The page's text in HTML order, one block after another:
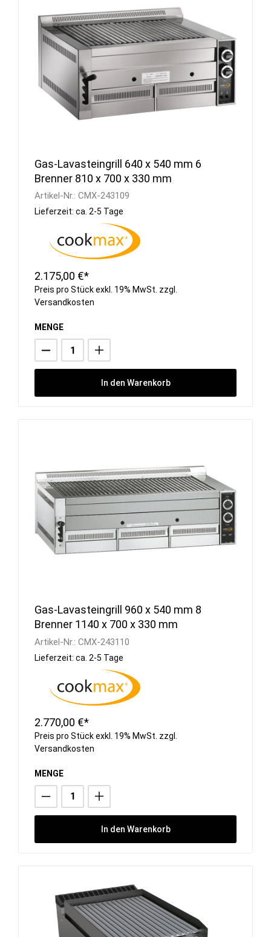
Gas-Lavasteingrill 640 x 540 mm 6
Brenner 810 x 700 x 330 mm
Artikel-Nr.: CMX-243109
Lieferzeit: ca. 2-5 Tage
2.175,00 €*
Preis pro Stück exkl. 19% MwSt. zzgl.
Versandkosten
MENGE
In den Warenkorb
Gas-Lavasteingrill 960 x 540 mm 8
Brenner 1140 x 700 x 330 mm
Artikel-Nr.: CMX-243110
Lieferzeit: ca. 2-5 Tage
2.770,00 €*
Preis pro Stück exkl. 19% MwSt. zzgl.
Versandkosten
MENGE
In den Warenkorb